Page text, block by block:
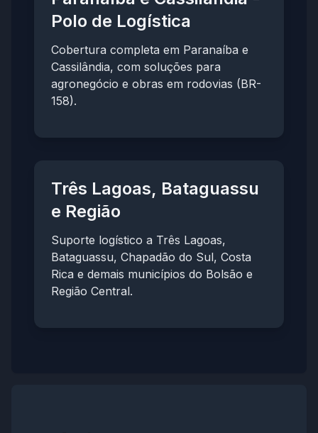
Polo de Logística
Cobertura completa em Paranaíba e
Cassilândia, com soluções para
agronegócio e obras em rodovias (BR-
158).
Três Lagoas, Bataguassu
e Região
Suporte logístico a Três Lagoas,
Bataguassu, Chapadão do Sul, Costa
Rica e demais municípios do Bolsão e
Região Central.